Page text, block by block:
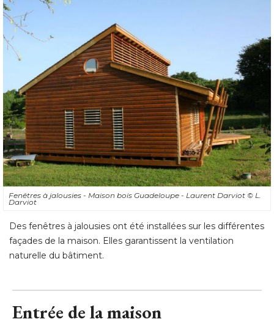
Fenêtres à jalousies - Maison bois Guadeloupe - Laurent Darviot © L.
Darviot
Des fenêtres à jalousies ont été installées sur les différentes
façades de la maison. Elles garantissent la ventilation
naturelle du bâtiment.
Entrée de la maison